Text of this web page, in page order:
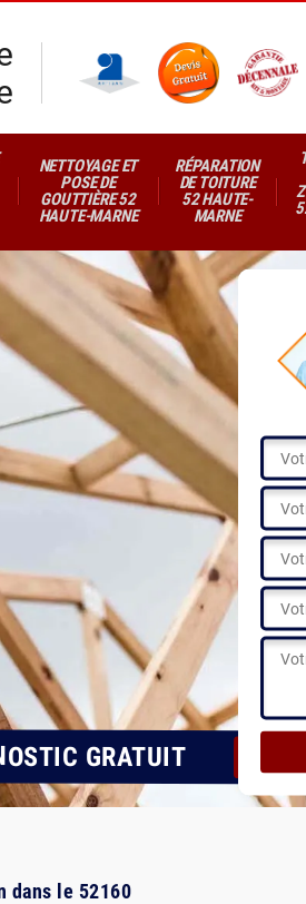
NETTOYAGE ET
POSE DE
GOUTTIÈRE 52
HAUTE-MARNE
RÉPARATION
DE TOITURE
52 HAUTE-
MARNE
GRATUIT Voir
dans le 52160